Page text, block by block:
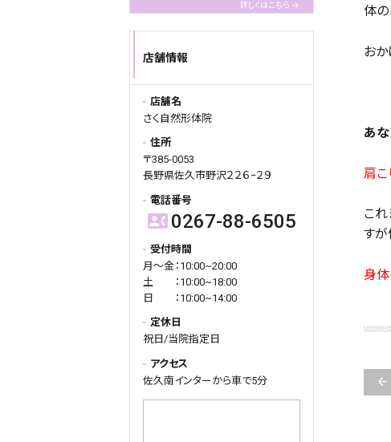
体の
おか
あな
肩こ
こ
すが
身体
arrow_back
詳しくはこちら
店舗情報
店舗名
さく自然形体院
住所
〒385-0053
長野県佐久市野沢２２６−２９
電話番号
contact_phone 0267-88-6505
受付時間
月〜金：10:00~20:00
土 ：10:00~18:00
日 ：10:00~14:00
定休日
祝日/当院指定日
アクセス
佐久南インターから車で5分